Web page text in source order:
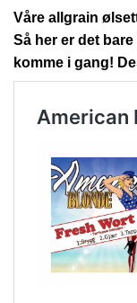
Våre allgrain
Så her er det
komme i gang!